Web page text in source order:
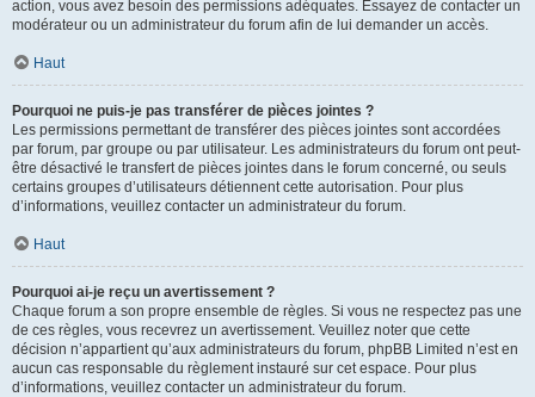
action, vous avez besoin des permissions adéquates. Essayez de contacter un
modérateur ou un administrateur du forum afin de lui demander un accès.
Haut
Pourquoi ne puis-je pas transférer de pièces jointes ?
Les permissions permettant de transférer des pièces jointes sont accordées
par forum, par groupe ou par utilisateur. Les administrateurs du forum ont peut-
être désactivé le transfert de pièces jointes dans le forum concerné, ou seuls
certains groupes d’utilisateurs détiennent cette autorisation. Pour plus
d’informations, veuillez contacter un administrateur du forum.
Haut
Pourquoi ai-je reçu un avertissement ?
Chaque forum a son propre ensemble de règles. Si vous ne respectez pas une
de ces règles, vous recevrez un avertissement. Veuillez noter que cette
décision n’appartient qu’aux administrateurs du forum, phpBB Limited n’est en
aucun cas responsable du règlement instauré sur cet espace. Pour plus
d’informations, veuillez contacter un administrateur du forum.